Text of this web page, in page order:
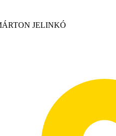
JELINKÓ